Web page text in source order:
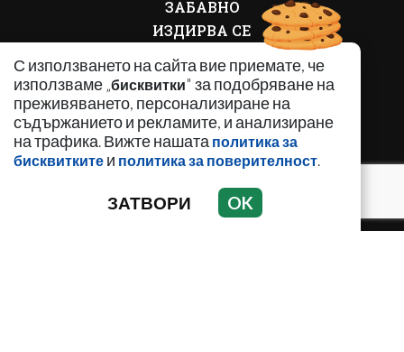
С използването на сайта вие приемате, че
използваме „бисквитки" за подобряване на
преживяването, персонализиране на
съдържанието и рекламите, и анализиране
на трафика. Вижте нашата политика за
бисквитките и политика за поверителност.
ЗАТВОРИ OK
ЗАБАВНО
ИЗДИРВА СЕ
ЛИЧНОСТИ
ОБЩЕСТВЕНИ ТЕМИ
ПО СВЕТА
РЕГИОНАЛНИ
Използването и публикуването на част или цялото
съдържание на Crimesbg.com без разрешение е